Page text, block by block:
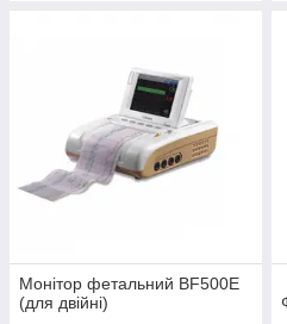
Монітор фетальний BF500Е
(для двійні)